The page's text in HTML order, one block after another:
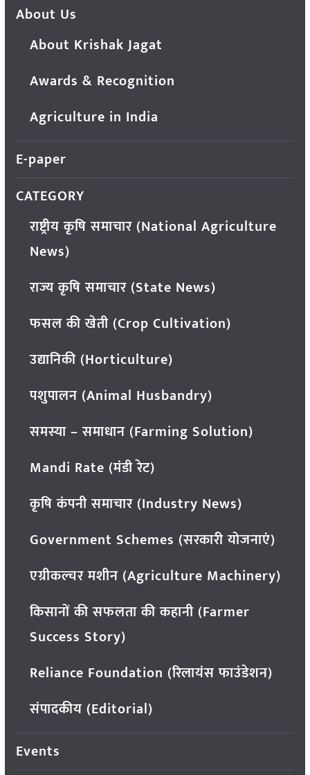
About Us
About Krishak Jagat
Awards & Recognition
Agriculture in India
E-paper
CATEGORY
राष्ट्रीय कृषि समाचार (National Agriculture
News)
राज्य कृषि समाचार (State News)
फसल की खेती (Crop Cultivation)
उद्यानिकी (Horticulture)
पशुपालन (Animal Husbandry)
समस्या – समाधान (Farming Solution)
Mandi Rate (मंडी रेट)
कृषि कंपनी समाचार (Industry News)
Government Schemes (सरकारी योजनाएं)
एग्रीकल्चर मशीन (Agriculture Machinery)
किसानों की सफलता की कहानी (Farmer
Success Story)
Reliance Foundation (रिलायंस फाउंडेशन)
संपादकीय (Editorial)
Events